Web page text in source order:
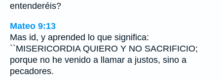
entenderéis?
Mateo 9:13
Mas id, y aprended lo que significa:
``MISERICORDIA QUIERO Y NO SACRIFICIO;
porque no he venido a llamar a justos, sino a
pecadores.